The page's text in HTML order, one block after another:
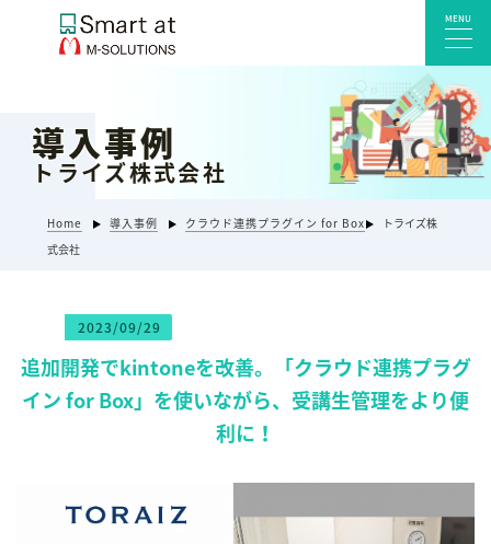
サービス一覧
Smart at reception 会社受付
Smart at reception 店舗・施設受付
システム開発
エンタープライズ向けkintone開発
Smart at event
Smart at GATE for LINE WORKS
MENU
導入事例
トライズ株式会社
Home 導入事例 クラウド連携プラグイン for Box
トライズ株
式会社
2023/09/29
追加開発でkintoneを改善。「クラウド連携プラグ
イン for Box」を使いながら、受講生管理をより便
利に！